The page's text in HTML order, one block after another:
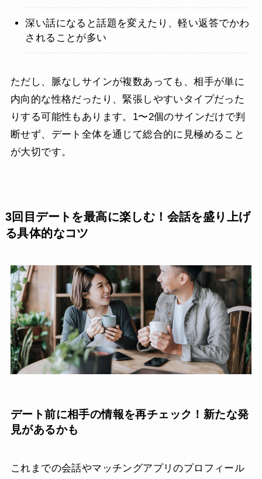
深い話になると話題を変えたり、軽い返答でかわ
されることが多い
ただし、脈なしサインが複数あっても、相手が単に
内向的な性格だったり、緊張しやすいタイプだった
りする可能性もあります。1〜2個のサインだけで判
断せず、デート全体を通じて総合的に見極めること
が大切です。
3回目デートを最高に楽しむ！会話を盛り上げ
る具体的なコツ
デート前に相手の情報を再チェック！新たな発
見があるかも
これまでの会話やマッチングアプリのプロフィール